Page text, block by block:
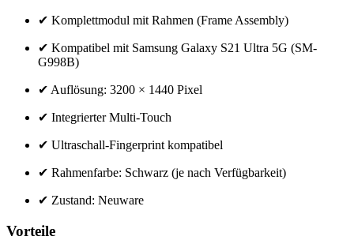
✔ Komplettmodul mit Rahmen (Frame Assembly)
✔ Kompatibel mit Samsung Galaxy S21 Ultra 5G (SM-
G998B)
✔ Auflösung: 3200 × 1440 Pixel
✔ Integrierter Multi-Touch
✔ Ultraschall-Fingerprint kompatibel
✔ Rahmenfarbe: Schwarz (je nach Verfügbarkeit)
✔ Zustand: Neuware
Vorteile